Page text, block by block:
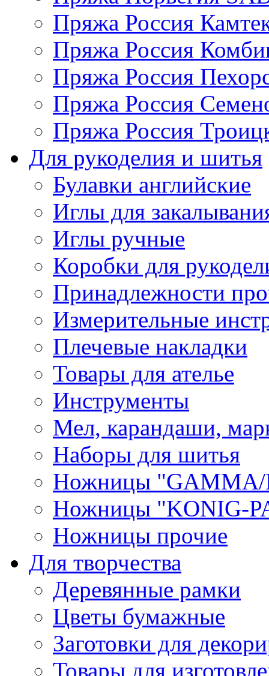
Пряжа Россия
Пряжа Россия
Пряжа Россия
Пряжа Россия
Пряжа Россия
Для рукоделия и шитья
Булавки английские
Иглы для
Иглы ручные
Коробки для
Принадлежности
Измерительные
Плечевые накладки
Товары для ателье
Инструменты
Мел, карандаши,
Наборы для шитья
Ножницы "GAMMA/
Ножницы "KONIG-
Ножницы прочие
Для творчества
Деревянные рамки
Цветы бумажные
Заготовки для
Товары для